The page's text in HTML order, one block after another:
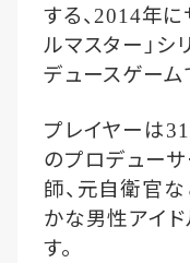
する、2014年に
ルマスター」シ
デュースゲーム
プレイヤーは
のプロデューサ
師、元自衛官
かな男性アイ
す。